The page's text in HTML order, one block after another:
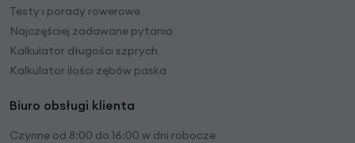
Testy i porady rowerowe
Najczęściej zadawane pytania
Kalkulator długości szprych
Kalkulator ilości zębów paska
Biuro obsługi klienta
Czynne od 8:00 do 16:00 w dni robocze